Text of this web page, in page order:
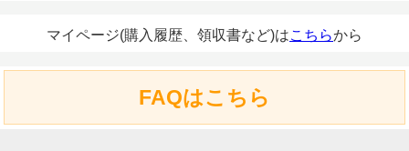
マイページ(購入履歴、領収書など)はこちらから
FAQはこちら